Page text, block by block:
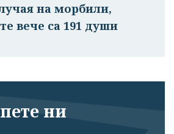
на морбили,
вече са 191 души
ни